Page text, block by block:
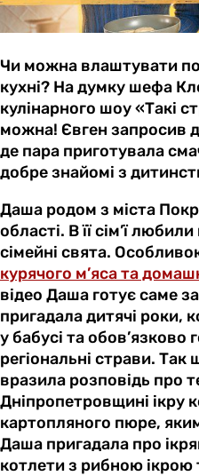
Чи можна влаштувати
кухні? На думку шефа
кулінарного шоу «Такі
можна! Євген запросив
де пара приготувала
добре знайомі з
Даша родом з міста
області. В її сім’ї
сімейні свята.
курячого м’яса та
відео Даша готує саме
пригадала дитячі роки,
у бабусі та обов’язково
регіональні страви.
вразила розповідь про
Дніпропетровщині ікру
картопляного пюре,
Даша пригадала про
котлети з рибною